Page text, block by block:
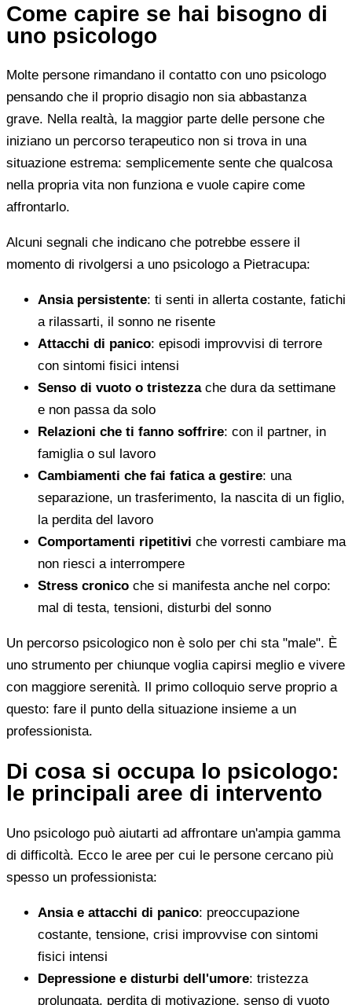
Come capire se hai bisogno di
uno psicologo
Molte persone rimandano il contatto con uno psicologo
pensando che il proprio disagio non sia abbastanza
grave. Nella realtà, la maggior parte delle persone che
iniziano un percorso terapeutico non si trova in una
situazione estrema: semplicemente sente che qualcosa
nella propria vita non funziona e vuole capire come
affrontarlo.
Alcuni segnali che indicano che potrebbe essere il
momento di rivolgersi a uno psicologo a Pietracupa:
Ansia persistente: ti senti in allerta costante, fatichi
a rilassarti, il sonno ne risente
Attacchi di panico: episodi improvvisi di terrore
con sintomi fisici intensi
Senso di vuoto o tristezzache dura da settimane
e non passa da solo
Relazioni che ti fanno soffrire: con il partner, in
famiglia o sul lavoro
Cambiamenti che fai fatica a gestire: una
separazione, un trasferimento, la nascita di un figlio,
la perdita del lavoro
Comportamenti ripetitivi che vorresti cambiare ma
non riesci a interrompere
Stress cronico che si manifesta anche nel corpo:
mal di testa, tensioni, disturbi del sonno
Un percorso psicologico non è solo per chi sta "male". È
uno strumento per chiunque voglia capirsi meglio e vivere
con maggiore serenità. Il primo colloquio serve proprio a
questo: fare il punto della situazione insieme a un
professionista.
Di cosa si occupa lo psicologo:
le principali aree di intervento
Uno psicologo può aiutarti ad affrontare un'ampia gamma
di difficoltà. Ecco le aree per cui le persone cercano più
spesso un professionista:
Ansia e attacchi di panico: preoccupazione
costante, tensione, crisi improvvise con sintomi
fisici intensi
Depressione e disturbi dell'umore: tristezza
prolungata, perdita di motivazione, senso di vuoto